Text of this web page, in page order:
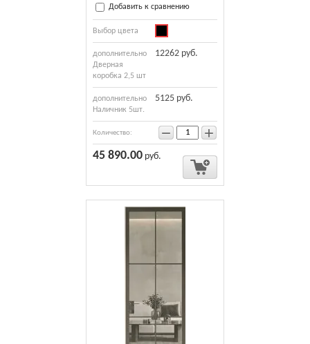
Добавить к сравнению
Выбор цвета
дополнительно
Дверная
коробка 2,5 шт
12262 руб.
дополнительно
Наличник 5шт.
5125 руб.
Количество: − +
45 890.00 руб.